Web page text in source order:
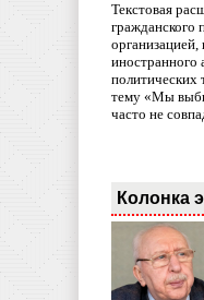
Текстовая
иностранного
политических
тему «Мы
часто не
Колонка